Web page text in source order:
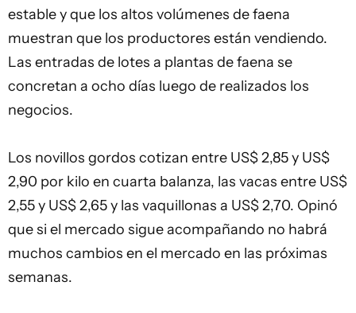
estable y que los altos volúmenes de faena
muestran que los productores están vendiendo.
Las entradas de lotes a plantas de faena se
concretan a ocho días luego de realizados los
negocios.
Los novillos gordos cotizan entre US$ 2,85 y US$
2,90 por kilo en cuarta balanza, las vacas entre US$
2,55 y US$ 2,65 y las vaquillonas a US$ 2,70. Opinó
que si el mercado sigue acompañando no habrá
muchos cambios en el mercado en las próximas
semanas.